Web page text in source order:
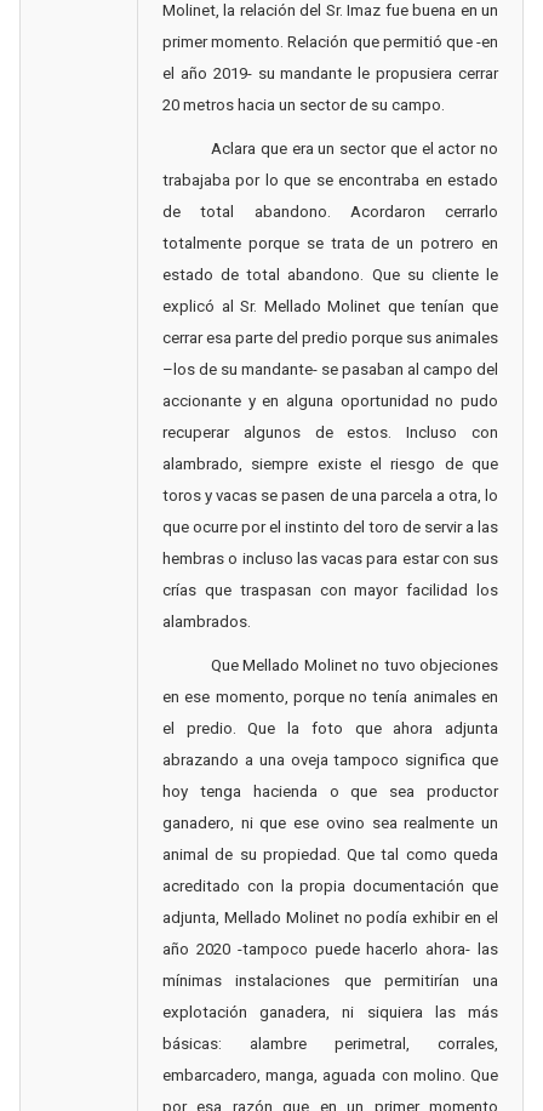
Molinet, la relación del Sr. Imaz fue buena en un
primer momento. Relación que permitió que -en
el año 2019- su mandante le propusiera cerrar
20 metros hacia un sector de su campo.
Aclara que era un sector que el actor no
trabajaba por lo que se encontraba en estado
de total abandono. Acordaron cerrarlo
totalmente porque se trata de un potrero en
estado de total abandono. Que su cliente le
explicó al Sr. Mellado Molinet que tenían que
cerrar esa parte del predio porque sus animales
–los de su mandante- se pasaban al campo del
accionante y en alguna oportunidad no pudo
recuperar algunos de estos. Incluso con
alambrado, siempre existe el riesgo de que
toros y vacas se pasen de una parcela a otra, lo
que ocurre por el instinto del toro de servir a las
hembras o incluso las vacas para estar con sus
crías que traspasan con mayor facilidad los
alambrados.
Que Mellado Molinet no tuvo objeciones
en ese momento, porque no tenía animales en
el predio. Que la foto que ahora adjunta
abrazando a una oveja tampoco significa que
hoy tenga hacienda o que sea productor
ganadero, ni que ese ovino sea realmente un
animal de su propiedad. Que tal como queda
acreditado con la propia documentación que
adjunta, Mellado Molinet no podía exhibir en el
año 2020 -tampoco puede hacerlo ahora- las
mínimas instalaciones que permitirían una
explotación ganadera, ni siquiera las más
básicas: alambre perimetral, corrales,
embarcadero, manga, aguada con molino. Que
por esa razón que en un primer momento